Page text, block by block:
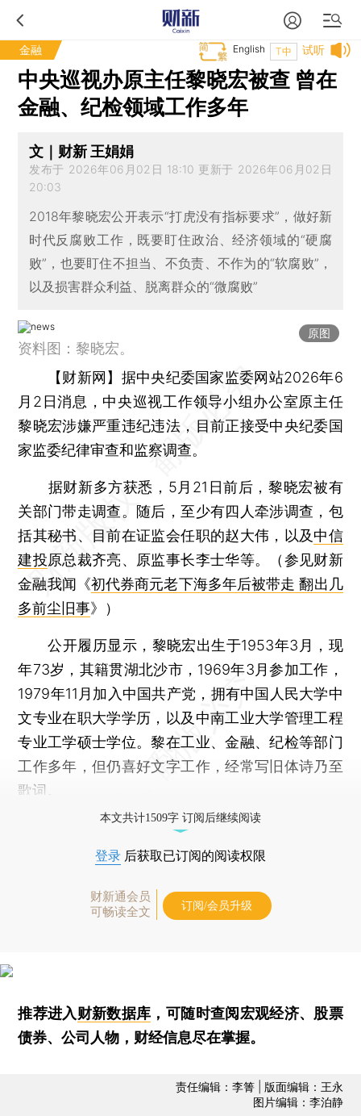
金融 试听
T中
English
中央巡视办原主任黎晓宏被查 曾在
金融、纪检领域工作多年
文｜财新 王娟娟
发布于 2026年06月02日 18:10 更新于 2026年06月02日
20:03
2018年黎晓宏公开表示“打虎没有指标要求”，做好新
时代反腐败工作，既要盯住政治、经济领域的“硬腐
败”，也要盯住不担当、不负责、不作为的“软腐败”，
以及损害群众利益、脱离群众的“微腐败”
原图
资料图：黎晓宏。
【财新网】 据中央纪委国家监委网站2026年6
月2日消息，中央巡视工作领导小组办公室原主任
黎晓宏涉嫌严重违纪违法，目前正接受中央纪委国
家监委纪律审查和监察调查。
据财新多方获悉，5月21日前后，黎晓宏被有
关部门带走调查。随后，至少有四人牵涉调查，包
括其秘书、目前在证监会任职的赵大伟，以及中信
建投原总裁齐亮、原监事长李士华等。（参见财新
金融我闻《初代券商元老下海多年后被带走 翻出几
多前尘旧事》）
公开履历显示，黎晓宏出生于1953年3月，现
年73岁，其籍贯湖北沙市，1969年3月参加工作，
1979年11月加入中国共产党，拥有中国人民大学中
文专业在职大学学历，以及中南工业大学管理工程
专业工学硕士学位。黎在工业、金融、纪检等部门
工作多年，但仍喜好文字工作，经常写旧体诗乃至
歌词。
本文共计1509字 订阅后继续阅读
登录 后获取已订阅的阅读权限
财新通会员
可畅读全文
订阅/会员升级
推荐进入财新数据库 ，可随时查阅宏观经济、股票
债券、公司人物，财经信息尽在掌握。
责任编辑：李箐 | 版面编辑：王永
图片编辑：李泊静